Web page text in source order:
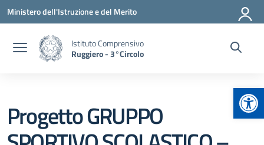
Vai ai contenuti
Vai al menu di navigazione
Vai al footer
Ministero dell'Istruzione e del Merito
Istituto Comprensivo
Ruggiero - 3°Circolo
Progetto GRUPPO